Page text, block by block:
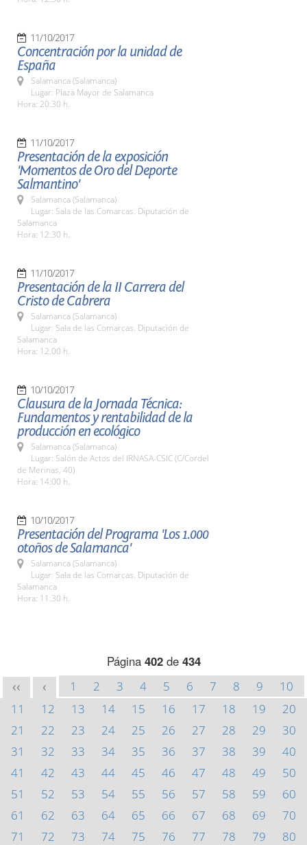
11/10/2017
Concentración por la unidad de
España
Salamanca (Salamanca)
Lugar: Plaza Mayor de Salamanca
Hora: 20:30 h.
11/10/2017
Presentación de la exposición
'Momentos de Oro del Deporte
Salmantino'
Salamanca (Salamanca)
Lugar: Sala de las Comarcas. Diputación de
Salamanca
Hora: 12:30 h.
11/10/2017
Presentación de la II Carrera del
Cristo de Cabrera
Salamanca (Salamanca)
Lugar: Sala de las Comarcas. Diputación de
Salamanca
Hora: 12.00 h.
10/10/2017
Clausura de la Jornada Técnica:
Fundamentos y rentabilidad de la
producción en ecológico
Salamanca (Salamanca)
Lugar: Salón de Actos del IRNASA-CSIC (C/Cordel
de Merinas, 40)
Hora: 14:00 h.
10/10/2017
Presentación del Programa 'Los 1.000
otoños de Salamanca'
Salamanca (Salamanca)
Lugar: Sala de las Comarcas. Diputación de
Salamanca
Hora: 11:30 h.
Página 402de 434
<< < 1 2 3 4 5 6 7 8 9
10
11
12 13 14 15 16 17 18 19
20
21
22 23 24 25 26 27 28 29
30
31
32 33 34 35 36 37 38 39
40
41
42 43 44 45 46 47 48 49
50
51
52 53 54 55 56 57 58 59
60
61
62 63 64 65 66 67 68 69
70
71
72 73 74 75 76 77 78 79
80